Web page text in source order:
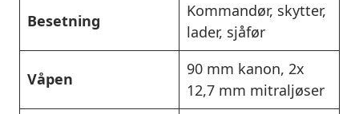
Besetning
Kommandør, skytter,
lader, sjåfør
Våpen
90 mm kanon, 2x
12,7 mm mitraljøser